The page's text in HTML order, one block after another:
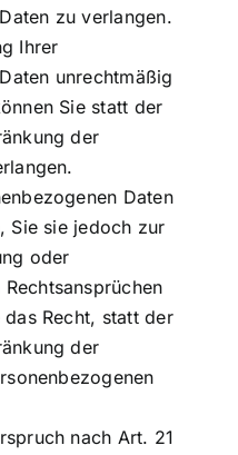
zu verlangen.
Ihrer
unrechtmäßig
Sie statt der
der
Daten
Sie sie jedoch zur
oder
Recht, statt der
der
nach Art. 21